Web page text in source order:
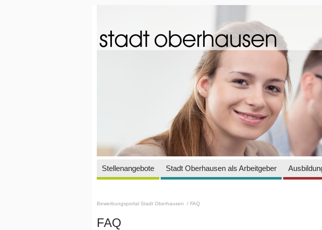
Stellenangebote Stadt Oberhausen als Arbeitgeber
Bewerbungsportal Stadt Oberhausen / FAQ
FAQ